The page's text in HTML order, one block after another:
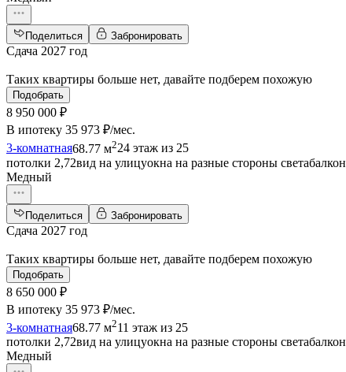
Поделиться Забронировать
Сдача 2027 год
Таких квартиры больше нет, давайте подберем похожую
Подобрать
8 950 000 ₽
В ипотеку 35 973 ₽/мес.
3-комнатная68.77 м224 этаж из 25
потолки 2,72вид на улицуокна на разные стороны светабалкон
Медный
Поделиться Забронировать
Сдача 2027 год
Таких квартиры больше нет, давайте подберем похожую
Подобрать
8 650 000 ₽
В ипотеку 35 973 ₽/мес.
3-комнатная68.77 м211 этаж из 25
потолки 2,72вид на улицуокна на разные стороны светабалкон
Медный